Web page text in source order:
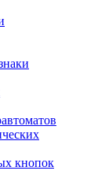
кнопок